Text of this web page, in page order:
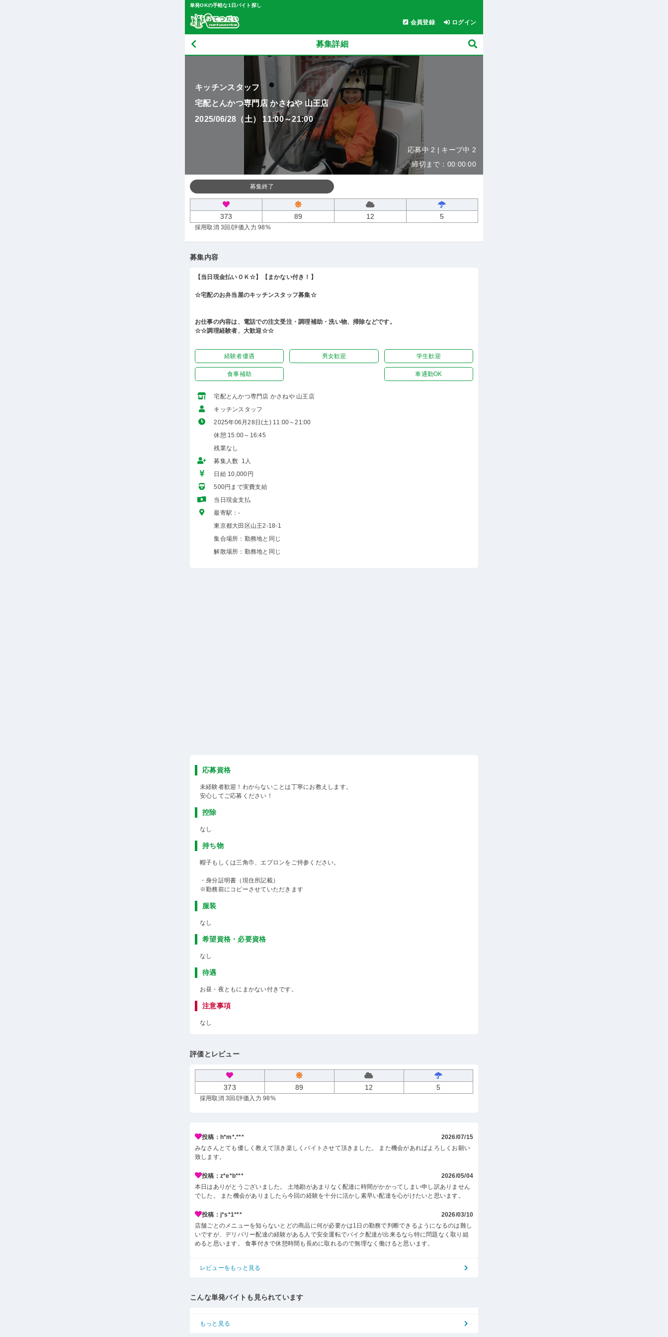
単発OKの手軽な1日バイト探し
会員登録 ログイン
募集詳細
キッチンスタッフ
宅配とんかつ専門店 かさねや 山王店
2025/06/28（土） 11:00～21:00
応募中 2 | キープ中 2
締切まで：00:00:00
募集終了
373 89 12 5
採用取消 3回 /評価入力 98%
募集内容
【当日現金払いＯＫ☆】【まかない付き！】
☆宅配のお弁当屋のキッチンスタッフ募集☆
お仕事の内容は、電話での注文受注・調理補助・洗い物、掃除などです。
☆☆調理経験者、大歓迎☆☆
経験者優遇 男女歓迎 学生歓迎
食事補助 車通勤OK
宅配とんかつ専門店 かさねや 山王店
キッチンスタッフ
2025年06月28日(土) 11:00～21:00
休憩:15:00～16:45
残業なし
募集人数 1人
日給 10,000円
500円まで実費支給
当日現金支払
最寄駅：-
東京都大田区山王2-18-1
集合場所：勤務地と同じ
解散場所：勤務地と同じ
応募資格
未経験者歓迎！わからないことは丁寧にお教えします。
安心してご応募ください！
控除
なし
持ち物
帽子もしくは三角巾、エプロンをご持参ください。
・身分証明書（現住所記載）
※勤務前にコピーさせていただきます
服装
なし
希望資格・必要資格
なし
待遇
お昼・夜ともにまかない付きです。
注意事項
なし
評価とレビュー
373 89 12 5
採用取消 3回 /評価入力 98%
投稿：h*m*.***
2026/07/15
みなさんとても優しく教えて頂き楽しくバイトさせて頂きました。 また機会があればよろしくお願い
致します。
投稿：z*e*b***
2026/05/04
本日はありがとうございました。 土地勘があまりなく配達に時間がかかってしまい申し訳ありません
でした。 また機会がありましたら今回の経験を十分に活かし素早い配達を心がけたいと思います。
投稿：j*s*1***
2026/03/10
店舗ごとのメニューを知らないとどの商品に何が必要かは1日の勤務で判断できるようになるのは難し
いですが、デリバリー配達の経験がある人で安全運転でバイク配達が出来るなら特に問題なく取り組
めると思います。 食事付きで休憩時間も長めに取れるので無理なく働けると思います。
レビューをもっと見る
こんな単発バイトも見られています
もっと見る